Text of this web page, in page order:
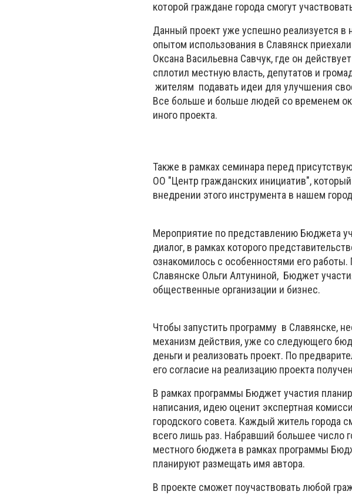
которой граждане города смогут
Данный проект уже успешно реализуется в
опытом использования в Славянск
Оксана Васильевна Савчук, где он
сплотил местную власть, депутатов и
жителям подавать идеи для улучшения
Все больше и больше людей со временем
иного проекта.
Также в рамках семинара перед
ОО "Центр гражданских инициатив",
внедрении этого инструмента в нашем
Мероприятие по представлению Бюджета
диалог, в рамках которого
ознакомилось с особенностями его
Славянске Ольги Алтуниной, Бюджет
общественные организации и бизнес.
Чтобы запустить программу в Славянске,
механизм действия, уже со следующего
деньги и реализовать проект. По
его согласие на реализацию проекта
В рамках программы Бюджет участия
написания, идею оценит экспертная
городского совета. Каждый житель города
всего лишь раз. Набравший большее число
местного бюджета в рамках программы
планируют размещать имя автора.
В проекте сможет поучаствовать любой